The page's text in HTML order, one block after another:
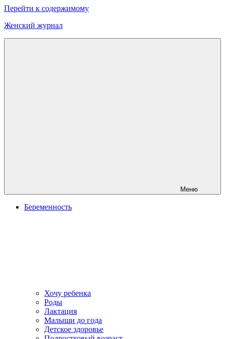
Перейти к содержимому
Женский журнал
Меню
Беременность
Хочу ребенка
Роды
Лактация
Малыши до года
Детское здоровье